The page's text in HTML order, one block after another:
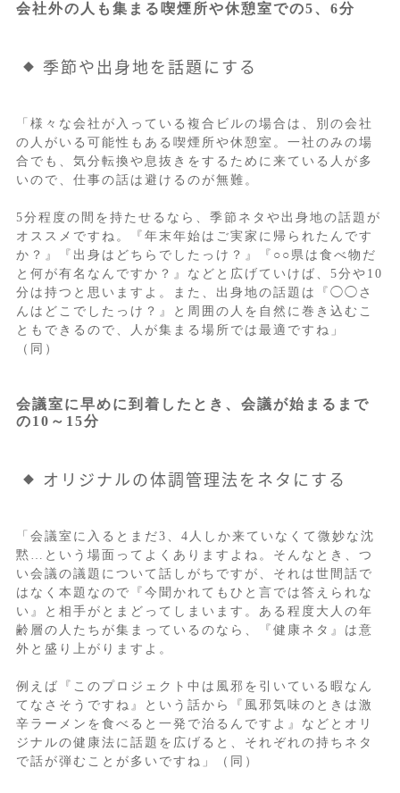
会社外の人も集まる喫煙所や休憩室での5、6分
季節や出身地を話題にする
「様々な会社が入っている複合ビルの場合は、別の会社
の人がいる可能性もある喫煙所や休憩室。一社のみの場
合でも、気分転換や息抜きをするために来ている人が多
いので、仕事の話は避けるのが無難。
5分程度の間を持たせるなら、季節ネタや出身地の話題が
オススメですね。『年末年始はご実家に帰られたんです
か？』『出身はどちらでしたっけ？』『○○県は食べ物だ
と何が有名なんですか？』などと広げていけば、5分や10
分は持つと思いますよ。また、出身地の話題は『◯◯さ
んはどこでしたっけ？』と周囲の人を自然に巻き込むこ
ともできるので、人が集まる場所では最適ですね」
（同）
会議室に早めに到着したとき、会議が始まるまで
の10～15分
オリジナルの体調管理法をネタにする
「会議室に入るとまだ3、4人しか来ていなくて微妙な沈
黙…という場面ってよくありますよね。そんなとき、つ
い会議の議題について話しがちですが、それは世間話で
はなく本題なので『今聞かれてもひと言では答えられな
い』と相手がとまどってしまいます。ある程度大人の年
齢層の人たちが集まっているのなら、『健康ネタ』は意
外と盛り上がりますよ。
例えば『このプロジェクト中は風邪を引いている暇なん
てなさそうですね』という話から『風邪気味のときは激
辛ラーメンを食べると一発で治るんですよ』などとオリ
ジナルの健康法に話題を広げると、それぞれの持ちネタ
で話が弾むことが多いですね」（同）